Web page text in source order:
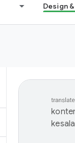
Design